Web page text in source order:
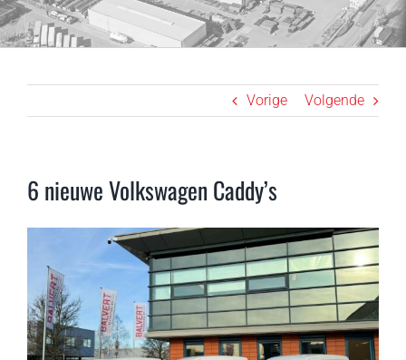
Vorige Volgende
6 nieuwe Volkswagen Caddy’s